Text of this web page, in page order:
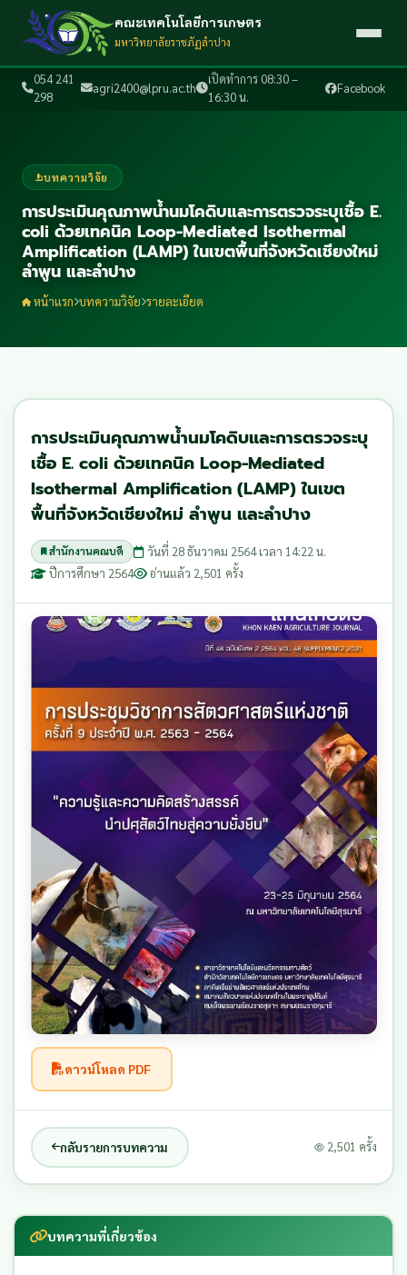
054 241
298
agri2400@lpru.ac.th
เปิดทำการ 08:30 –
16:30 น.
Facebook
คณะเทคโนโลยีการเกษตร
มหาวิทยาลัยราชภัฏลำปาง
บทความวิจัย
การประเมินคุณภาพน้ำนมโคดิบและการตรวจระบุเชื้อ E.
coli ด้วยเทคนิค Loop-Mediated Isothermal
Amplification (LAMP) ในเขตพื้นที่จังหวัดเชียงใหม่
ลำพูน และลำปาง
หน้าแรก บทความวิจัย รายละเอียด
การประเมินคุณภาพน้ำนมโคดิบและการตรวจระบุ
เชื้อ E. coli ด้วยเทคนิค Loop-Mediated
Isothermal Amplification (LAMP) ในเขต
พื้นที่จังหวัดเชียงใหม่ ลำพูน และลำปาง
สำนักงานคณบดี
วันที่ 28 ธันวาคม 2564 เวลา 14:22 น.
ปีการศึกษา 2564
อ่านแล้ว 2,501 ครั้ง
ดาวน์โหลด PDF
กลับรายการบทความ 2,501 ครั้ง
บทความที่เกี่ยวข้อง